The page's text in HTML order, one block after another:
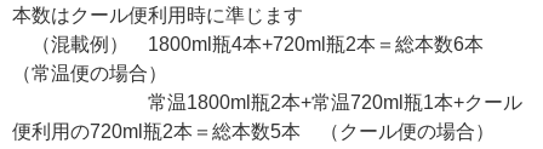
本数はクール便利用時に準じます
（混載例） 1800ml瓶4本+720ml瓶2本＝総本数6本
（常温便の場合）
常温1800ml瓶2本+常温720ml瓶1本+クール
便利用の720ml瓶2本＝総本数5本 （クール便の場合）